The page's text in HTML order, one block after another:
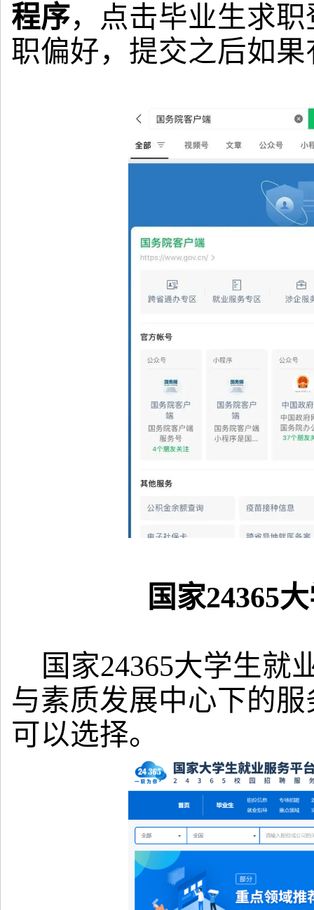
程序，点击毕业生求
职偏好，提交之后如
国家24365
国家24365大学生就
与素质发展中心下的
可以选择。